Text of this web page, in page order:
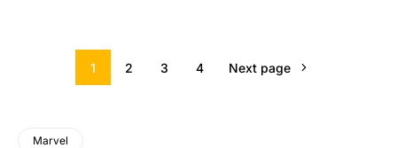
1 2 3 4 Next page
Marvel